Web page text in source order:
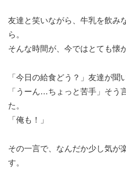
友達と笑いながら、牛乳を飲み
ら。
そんな時間が、今ではとても懐
「今日の給食どう？」友達が聞
「うーん…ちょっと苦手」そう
た。
「俺も！」
その一言で、なんだか少し気が
す。